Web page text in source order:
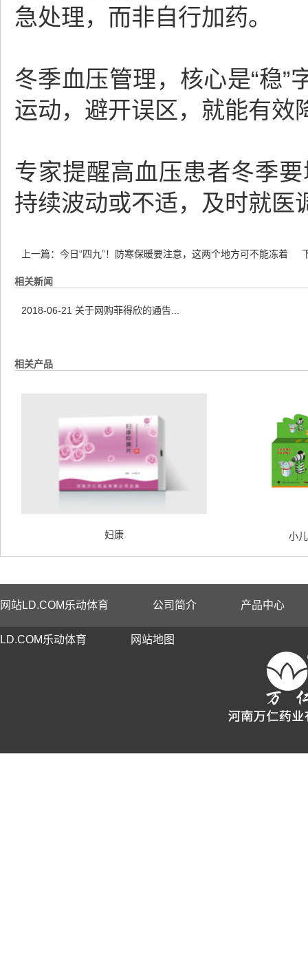
急处理，而非自行加药。
冬季血压管理，核心是“稳
运动，避开误区，就能有效
专家提醒高血压患者冬季
持续波动或不适，及时就医
上一篇： 今日“四九”！防寒保暖要注意，这两个地方可不能冻着
相关新闻
2018-06-21 关于网购菲得欣的通告...
相关产品
妇康 小
网站LD.COM乐动体育 公司简介 产品中心
LD.COM乐动体育 网站地图